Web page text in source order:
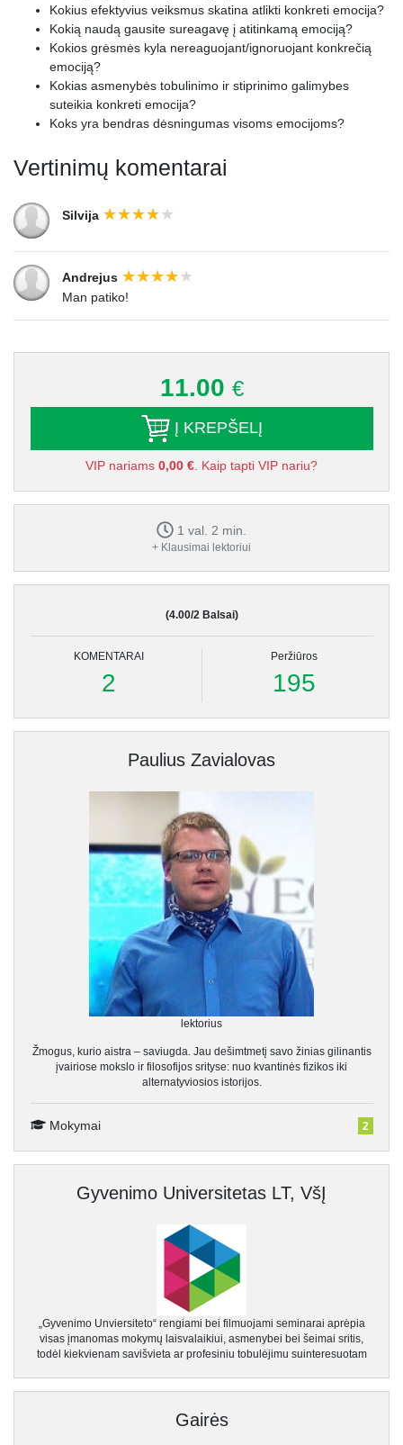
Kokius efektyvius veiksmus skatina atlikti konkreti emocija?
Kokią naudą gausite sureagavę į atitinkamą emociją?
Kokios grėsmės kyla nereaguojant/ignoruojant konkrečią
emociją?
Kokias asmenybės tobulinimo ir stiprinimo galimybes
suteikia konkreti emocija?
Koks yra bendras dėsningumas visoms emocijoms?
Vertinimų komentarai
Silvija
Andrejus
Man patiko!
11.00 €
Į KREPŠELĮ
VIP nariams 0,00 € . Kaip tapti VIP nariu?
1 val. 2 min.
+ Klausimai lektoriui
(4.00/2 Balsai)
KOMENTARAI
2
Peržiūros
195
Paulius Zavialovas
lektorius
Žmogus, kurio aistra – saviugda. Jau dešimtmetį savo žinias gilinantis
įvairiose mokslo ir filosofijos srityse: nuo kvantinės fizikos iki
alternatyviosios istorijos.
Mokymai 2
Gyvenimo Universitetas LT, VšĮ
„Gyvenimo Unviersiteto“ rengiami bei filmuojami seminarai aprėpia
visas įmanomas mokymų laisvalaikiui, asmenybei bei šeimai sritis,
todėl kiekvienam savišvieta ar profesiniu tobulėjimu suinteresuotam
Gairės